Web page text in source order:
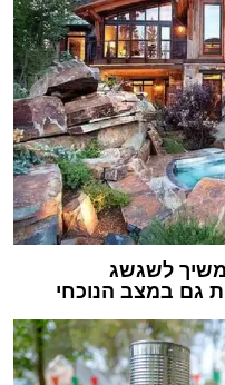
לשגשג
גם במצב הנוכחי